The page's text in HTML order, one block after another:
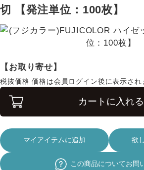
切 【発注単位：100枚】
【お取り寄せ】
税抜価格 価格は会員ログイン後に表示され
カートに入れる
マイアイテムに追加 欲
この商品についてお問